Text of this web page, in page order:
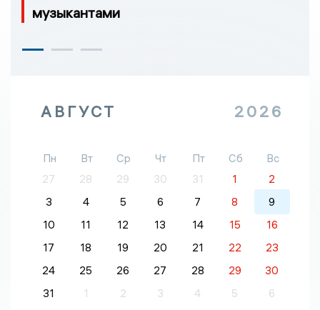
музыкантами
АВГУСТ 2026
Пн Вт Ср Чт Пт Сб
Вс
27
28 29 30 31 1
2
3
4 5 6 7 8
9
10
11 12 13 14 15
16
17
18 19 20 21 22
23
24
25 26 27 28 29
30
31
1 2 3 4 5 6